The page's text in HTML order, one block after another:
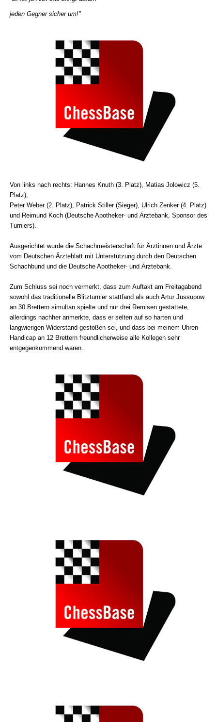
jeden Gegner sicher um!"
Von links nach rechts: Hannes Knuth (3. Platz), Matias Jolowicz (5.
Platz),
Peter Weber (2. Platz), Patrick Stiller (Sieger), Ulrich Zenker (4. Platz)
und Reimund Koch (Deutsche Apotheker- und Ärztebank, Sponsor des
Turniers).
Ausgerichtet wurde die Schachmeisterschaft für Ärztinnen und Ärzte
vom Deutschen Ärzteblatt mit Unterstützung durch den Deutschen
Schachbund und die Deutsche Apotheker- und Ärztebank.
Zum Schluss sei noch vermerkt, dass zum Auftakt am Freitagabend
sowohl das traditionelle Blitzturnier stattfand als auch Artur Jussupow
an 30 Brettern simultan spielte und nur drei Remisen gestattete,
allerdings nachher anmerkte, dass er selten auf so harten und
langwierigen Widerstand gestoßen sei, und dass bei meinem Uhren-
Handicap an 12 Brettern freundlicherweise alle Kollegen sehr
entgegenkommend waren.